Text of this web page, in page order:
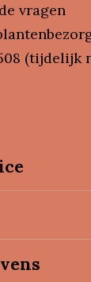
vragen
(tijdelijk